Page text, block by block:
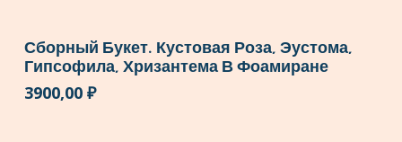
Сборный Букет. Кустовая Роза, Эустома,
Гипсофила, Хризантема В Фоамиране
3900,00 ₽